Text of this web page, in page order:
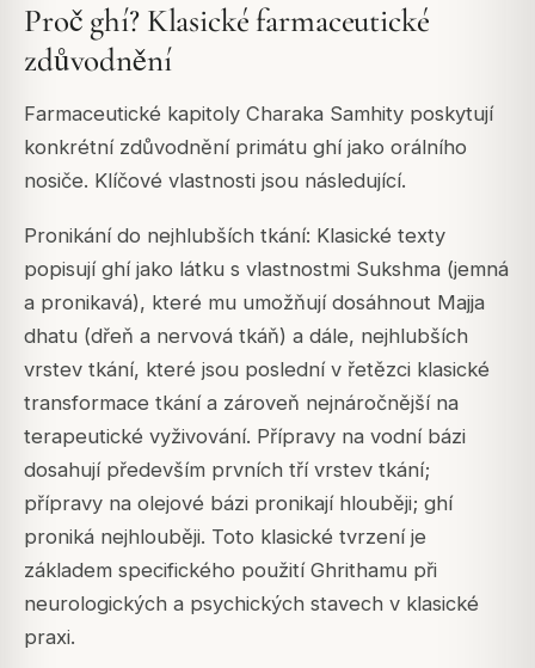
Proč ghí? Klasické farmaceutické
zdůvodnění
Farmaceutické kapitoly Charaka Samhity poskytují
konkrétní zdůvodnění primátu ghí jako orálního
nosiče. Klíčové vlastnosti jsou následující.
Pronikání do nejhlubších tkání: Klasické texty
popisují ghí jako látku s vlastnostmi Sukshma (jemná
a pronikavá), které mu umožňují dosáhnout Majja
dhatu (dřeň a nervová tkáň) a dále, nejhlubších
vrstev tkání, které jsou poslední v řetězci klasické
transformace tkání a zároveň nejnáročnější na
terapeutické vyživování. Přípravy na vodní bázi
dosahují především prvních tří vrstev tkání;
přípravy na olejové bázi pronikají hlouběji; ghí
proniká nejhlouběji. Toto klasické tvrzení je
základem specifického použití Ghrithamu při
neurologických a psychických stavech v klasické
praxi.